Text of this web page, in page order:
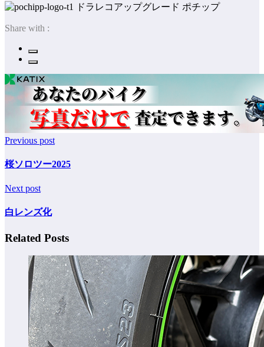
ポチップ
Share with :
Previous post
桜ソロツー2025
Next post
白レンズ化
Related Posts